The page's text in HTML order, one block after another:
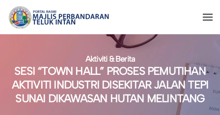
Aktiviti & Berita
SESI “TOWN HALL” PROSES PEMUTIHAN
AKTIVITI INDUSTRI DISEKITAR JALAN TEPI
SUNAI DIKAWASAN HUTAN MELINTANG